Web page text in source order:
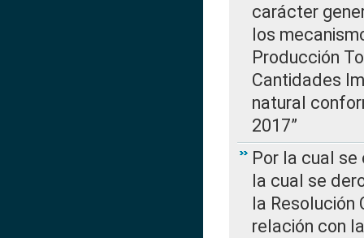
carácter
los
Producción
Cantidades
natural
2017”
Por la cual
la cual se
la Resolución
relación con